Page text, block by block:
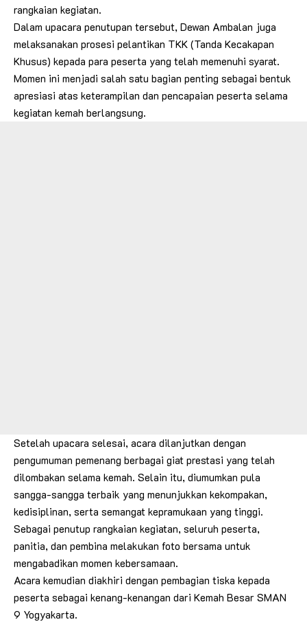
rangkaian kegiatan.
Dalam upacara penutupan tersebut, Dewan Ambalan juga
melaksanakan prosesi pelantikan TKK (Tanda Kecakapan
Khusus) kepada para peserta yang telah memenuhi syarat.
Momen ini menjadi salah satu bagian penting sebagai bentuk
apresiasi atas keterampilan dan pencapaian peserta selama
kegiatan kemah berlangsung.
Setelah upacara selesai, acara dilanjutkan dengan
pengumuman pemenang berbagai giat prestasi yang telah
dilombakan selama kemah. Selain itu, diumumkan pula
sangga-sangga terbaik yang menunjukkan kekompakan,
kedisiplinan, serta semangat kepramukaan yang tinggi.
Sebagai penutup rangkaian kegiatan, seluruh peserta,
panitia, dan pembina melakukan foto bersama untuk
mengabadikan momen kebersamaan.
Acara kemudian diakhiri dengan pembagian tiska kepada
peserta sebagai kenang-kenangan dari Kemah Besar SMAN
9 Yogyakarta.